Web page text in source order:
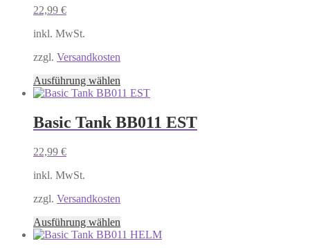
der
gewählt
werden
22,99 €
inkl. MwSt.
zzgl. Versandkosten
Ausführung wählen
Produkt
mehrere
Varianten
der
gewählt
werden
Basic Tank BB011 EST
22,99 €
inkl. MwSt.
zzgl. Versandkosten
Ausführung wählen
Produkt